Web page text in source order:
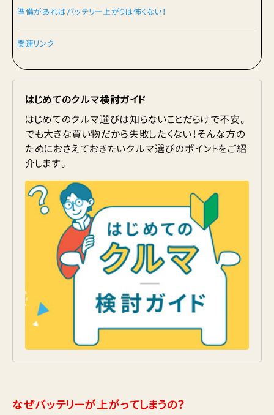
準備があればバッテリー上がりは怖くない！
関連リンク
はじめてのクルマ検討ガイド
はじめてのクルマ選びは知らないことだらけで不安。
でも大きな買い物だから失敗したくない！そんな方の
ためにおさえておきたいクルマ選びのポイントをご紹
介します。
なぜバッテリーが上がってしまうの？